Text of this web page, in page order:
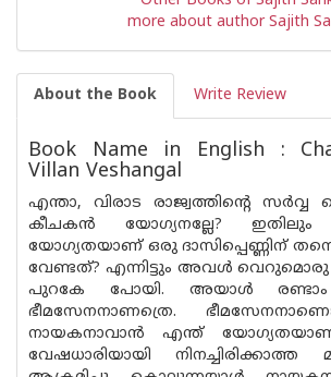
more about author Sajith
About the Book Write Review
Book Name in English :
Villan Veshangal
എന്താ, വിരാട രാജ്വത്തിൻ്റെ സർവ്വ
കീചകൻ യോഗ്യനല്ലേ?
യോഗ്യതയാണ് ഒരു ദാസിപ്പെണ്ണിന്
വേണ്ടത്? എന്നിട്ടും അവൾ വെറുമൊരു
പുറകേ പോയി. അയാൾ
ഭീമസേനനാണത്രെ.
നായകനാവാൻ എന്ത്
വേഷധാരിയായി